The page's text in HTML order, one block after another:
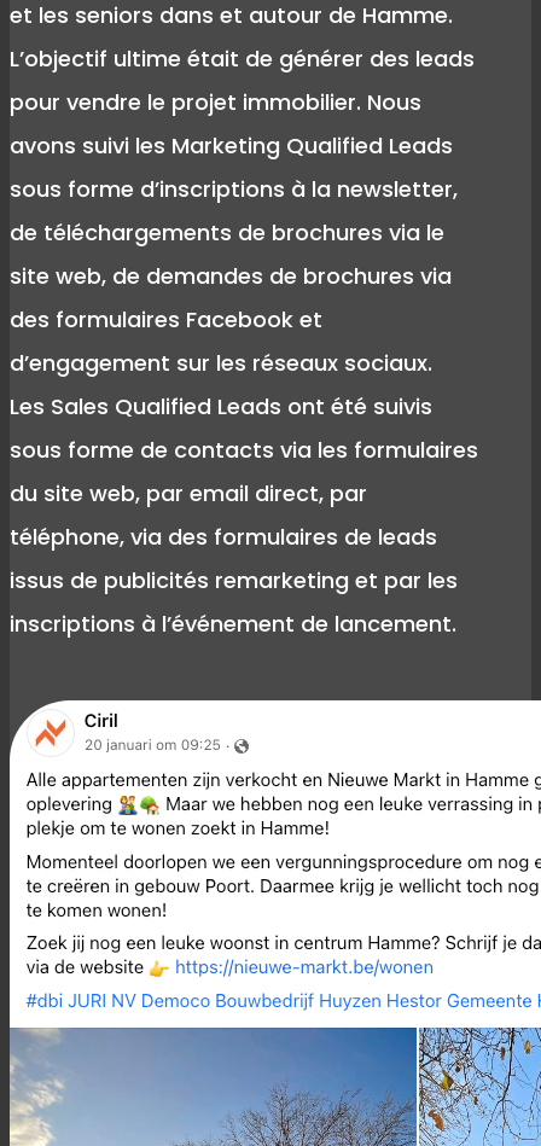
et les seniors dans et autour de Hamme.
L’objectif ultime était de générer des leads
pour vendre le projet immobilier. Nous
avons suivi les Marketing Qualified Leads
sous forme d’inscriptions à la newsletter,
de téléchargements de brochures via le
site web, de demandes de brochures via
des formulaires Facebook et
d’engagement sur les réseaux sociaux.
Les Sales Qualified Leads ont été suivis
sous forme de contacts via les formulaires
du site web, par email direct, par
téléphone, via des formulaires de leads
issus de publicités remarketing et par les
inscriptions à l’événement de lancement.